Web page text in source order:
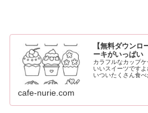
【無料ダウン
ーキがいっぱい
カラフルなカップ
いいスイーツです
いついたくさん食
cafe-nurie.com